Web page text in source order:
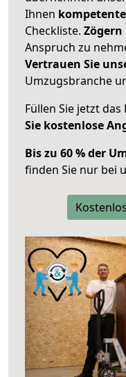
Ihnen
Checkliste. Zögern
Anspruch zu
Vertrauen Sie
Umzugsbranche
Füllen Sie jetzt
Sie kostenlose
Bis zu 60 % der
finden Sie nur bei